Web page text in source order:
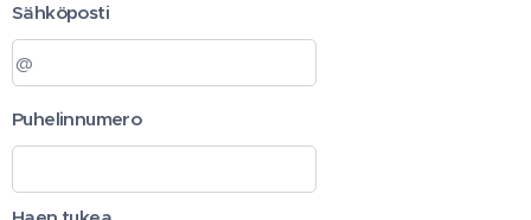
Sähköposti
Puhelinnumero